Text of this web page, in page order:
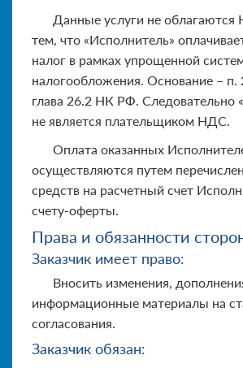
Данные услуги не облагаются
тем, что «Исполнитель»
налог в рамках упрощенной
налогообложения. Основание – п.
глава 26.2 НК РФ. Следовательно
не является плательщиком НДС.
Оплата оказанных
осуществляются путем
средств на расчетный счет
счету-оферты.
Права и обязанности
Заказчик имеет право:
Вносить изменения,
информационные материалы на
согласования.
Заказчик обязан: